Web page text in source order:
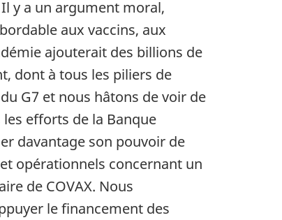
y a un argument moral,
aux vaccins, aux
ajouterait des billions de
dont à tous les piliers de
G7 et nous hâtons de voir de
efforts de la Banque
davantage son pouvoir de
opérationnels concernant un
de COVAX. Nous
le financement des